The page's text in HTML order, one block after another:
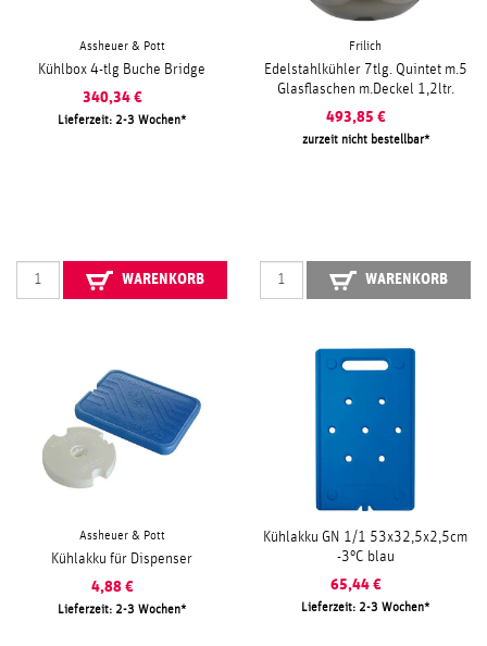
Assheuer & Pott
Kühlbox 4-tlg Buche Bridge
340,34 €
Lieferzeit: 2-3 Wochen
WARENKORB
Frilich
Edelstahlkühler 7tlg. Quintet m.5
Glasflaschen m.Deckel 1,2ltr.
493,85 €
zurzeit nicht bestellbar
WARENKORB
Assheuer & Pott
Kühlakku für Dispenser
4,88 €
Lieferzeit: 2-3 Wochen
Kühlakku GN 1/1 53x32,5x2,5cm
-3°C blau
65,44 €
Lieferzeit: 2-3 Wochen